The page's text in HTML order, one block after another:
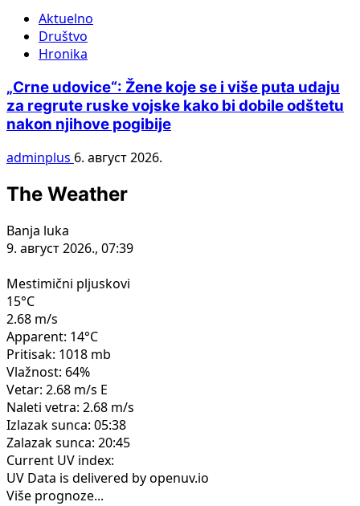
Aktuelno
Društvo
Hronika
„Crne udovice“: Žene koje se i više puta udaju
za regrute ruske vojske kako bi dobile odštetu
nakon njihove pogibije
adminplus 6. август 2026.
The Weather
Banja luka
9. август 2026., 07:39
Mestimični pljuskovi
15°C
2.68 m/s
Apparent: 14°C
Pritisak: 1018 mb
Vlažnost: 64%
Vetar: 2.68 m/s E
Naleti vetra: 2.68 m/s
Izlazak sunca: 05:38
Zalazak sunca: 20:45
Current UV index:
UV Data is delivered by openuv.io
Više prognoze...